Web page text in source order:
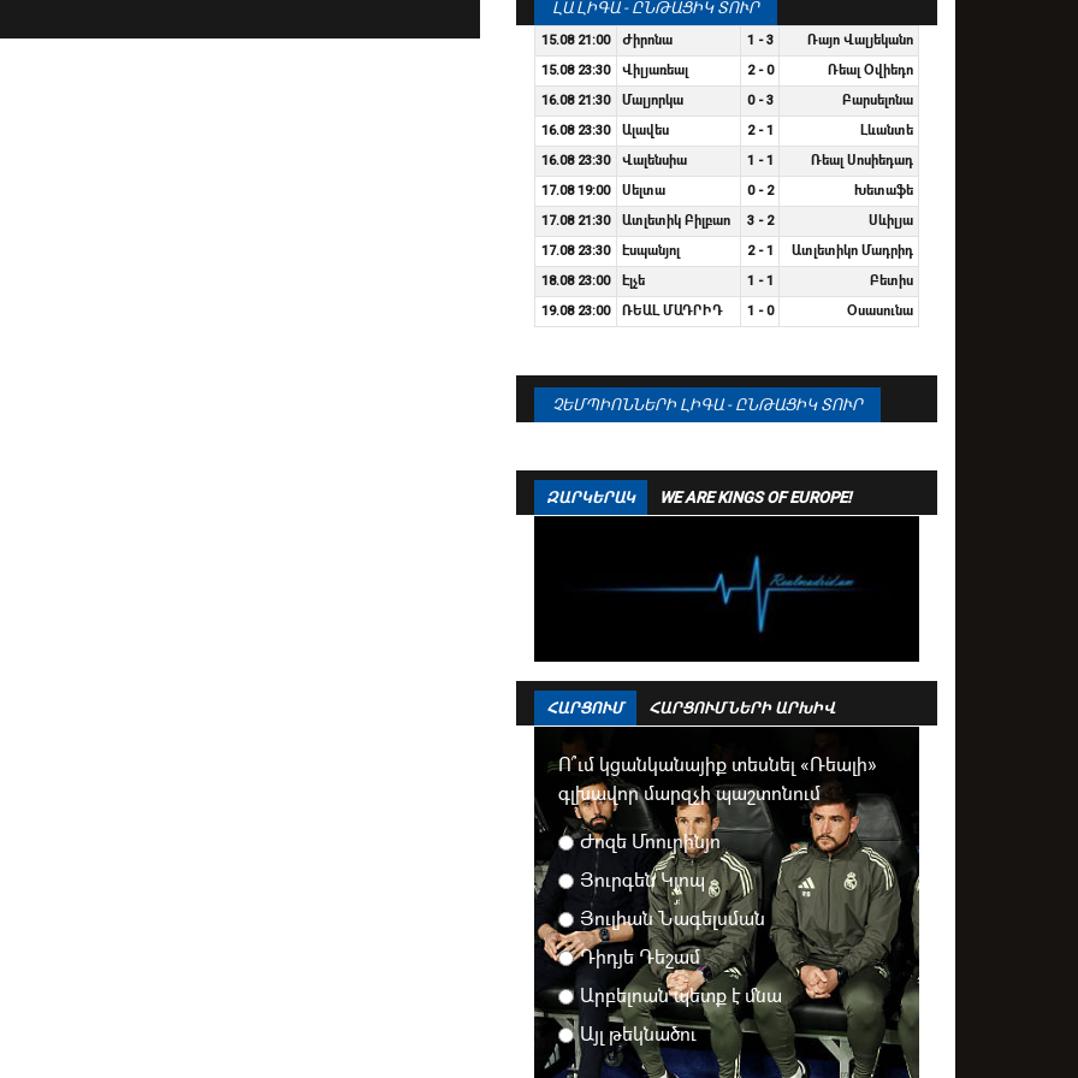
ԼԱ ԼԻԳԱ - ԸՆԹԱՑԻԿ ՏՈՒՐ
15.08 21:00 Ժիրոնա 1 - 3
Ռայո Վալյեկանո
15.08 23:30
Վիլյառեալ 2 - 0
Ռեալ Օվիեդո
16.08 21:30
Մալյորկա 0 - 3
Բարսելոնա
16.08 23:30
Ալավես 2 - 1
Լևանտե
16.08 23:30
Վալենսիա 1 - 1
Ռեալ Սոսիեդադ
17.08 19:00
Սելտա 0 - 2
Խետաֆե
17.08 21:30
Ատլետիկ Բիլբաո 3 - 2
Սևիլյա
17.08 23:30
Էսպանյոլ 2 - 1
Ատլետիկո Մադրիդ
18.08 23:00
Էլչե 1 - 1
Բետիս
19.08 23:00
ՌԵԱԼ ՄԱԴՐԻԴ 1 - 0 Օսասունա
ՉԵՄՊԻՈՆՆԵՐԻ ԼԻԳԱ - ԸՆԹԱՑԻԿ ՏՈՒՐ
ԶԱՐԿԵՐԱԿ WE ARE KINGS OF EUROPE!
ՀԱՐՑՈՒՄ ՀԱՐՑՈՒՄՆԵՐԻ ԱՐԽԻՎ
Ո՞ւմ կցանկանայիք տեսնել «Ռեալի»
գլխավոր մարզչի պաշտոնում
Ժոզե Մոուրինյո
Յուրգեն Կլոպ
Յուլիան Նագելսման
Դիդյե Դեշամ
Արբելոան պետք է մնա
Այլ թեկնածու